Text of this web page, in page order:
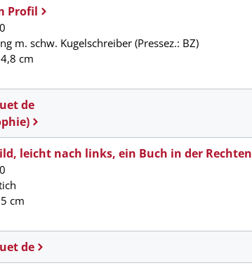
Profil
m. schw. Kugelschreiber (Pressez.: BZ)
cm
de
leicht nach links, ein Buch in der Rechten
cm
de